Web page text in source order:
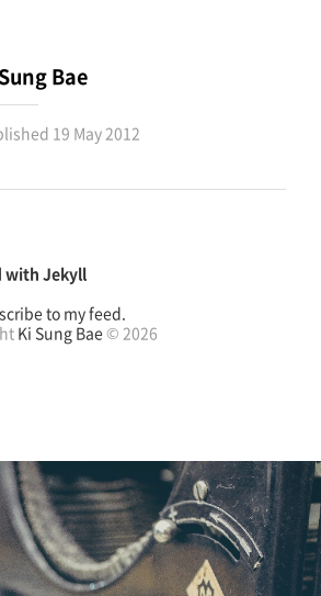
Bae
19 May 2012
with Jekyll
to my feed.
Ki Sung Bae© 2026